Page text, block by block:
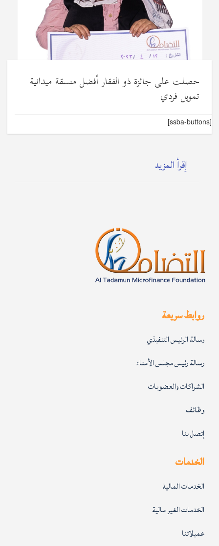
حصلت على جائزة ذو الفقار أفضل منسقة ميدانية
تمويل فردي
[ssba-buttons]
إقرأ المزيد
روابط سريعة
رسالة الرئيس التنفيذي
رسالة رئيس مجلس الأمناء
الشراكات والعضويات
وظائف
إتصل بنا
الخدمات
الخدمات المالية
الخدمات الغير مالية
عميلاتنا